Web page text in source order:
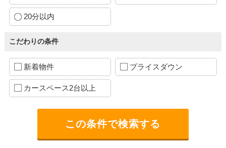
20分以内
こだわりの条件
新着物件 プライスダウン
カースペース2台以上